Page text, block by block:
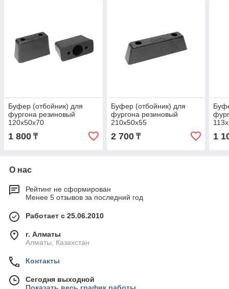
Буфер (отбойник) для
фургона резиновый
120x50x70
1 800 ₸
Буфер (отбойник) для
фургона резиновый
210x50x55
2 700₸ 1
О нас
Рейтинг не сформирован
Менее 5 отзывов за последний год
Работает с 25.06.2010
г. Алматы
Алматы, Казахстан
Контакты
Сегодня выходной